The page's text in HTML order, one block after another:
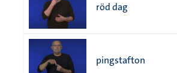
röd dag
pingstafton